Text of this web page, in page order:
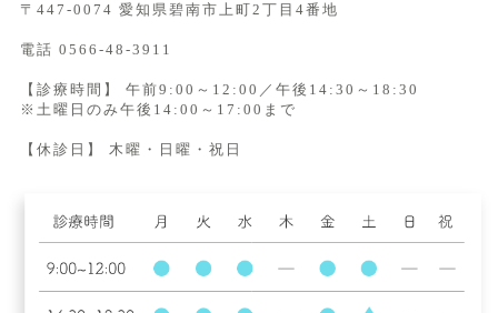
〒447-0074 愛知県碧南市上町2丁目4番地
電話 0566-48-3911
【診療時間】 午前9:00～12:00／午後14:30～18:30
※土曜日のみ午後14:00～17:00まで
【休診日】 木曜・日曜・祝日